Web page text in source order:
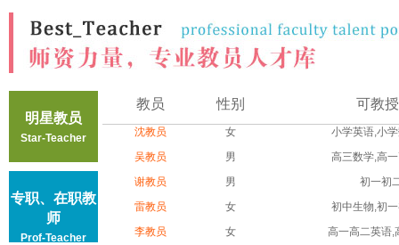
明星教员
Star-Teacher
专职、在职教
师
Prof-Teacher
教员 性别 可教
沈教员 女
小学英语,小
吴教员
男
高三数学,高
谢教员
男
初一初
雷教员
女
初中生物,初
李教员
女
高一高二英语,